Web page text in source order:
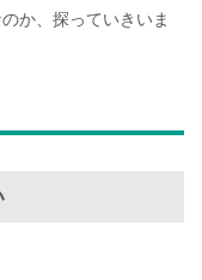
か、探っていきいま